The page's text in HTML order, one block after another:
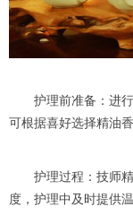
护理前准备：进行
可根据喜好选择精油
护理过程：技师精
度，护理中及时提供